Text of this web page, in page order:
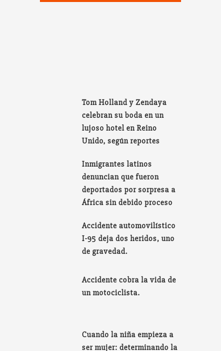
Tom Holland y Zendaya
celebran su boda en un
lujoso hotel en Reino
Unido, según reportes
Inmigrantes latinos
denuncian que fueron
deportados por sorpresa a
África sin debido proceso
Accidente automovilístico
I-95 deja dos heridos, uno
de gravedad.
Accidente cobra la vida de
un motociclista.
Cuando la niña empieza a
ser mujer: determinando la